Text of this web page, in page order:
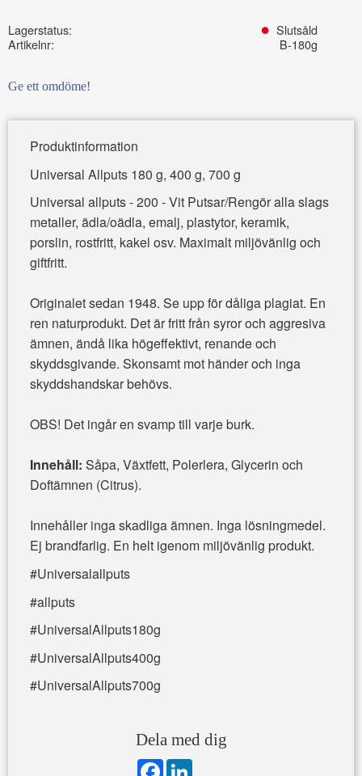
Lagerstatus
Slutsåld
Artikelnr
B-180g
Ge ett omdöme!
Produktinformation
Universal Allputs 180 g, 400 g, 700 g
Universal allputs - 200 - Vit Putsar/Rengör alla slags
metaller, ädla/oädla, emalj, plastytor, keramik,
porslin, rostfritt, kakel osv. Maximalt miljövänlig och
giftfritt.
Originalet sedan 1948. Se upp för dåliga plagiat. En
ren naturprodukt. Det är fritt från syror och aggresiva
ämnen, ändå lika högeffektivt, renande och
skyddsgivande. Skonsamt mot händer och inga
skyddshandskar behövs.
OBS! Det ingår en svamp till varje burk.
Innehåll: Såpa, Växtfett, Polerlera, Glycerin och
Doftämnen (Citrus).
Innehåller inga skadliga ämnen. Inga lösningmedel.
Ej brandfarlig. En helt igenom miljövänlig produkt.
#Universalallputs
#allputs
#UniversalAllputs180g
#UniversalAllputs400g
#UniversalAllputs700g
Dela med dig
F
L